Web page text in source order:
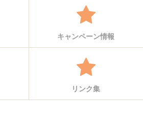
キャンペーン情報
リンク集